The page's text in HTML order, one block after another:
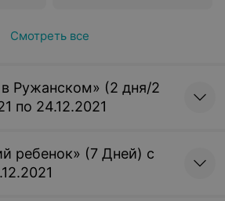
Смотреть все
Ружанском» (2 дня/2
по 24.12.2021
ребенок» (7 Дней) с